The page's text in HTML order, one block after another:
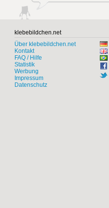
klebebildchen.net
Über klebebildchen.net
Kontakt
FAQ / Hilfe
Statistik
Werbung
Impressum
Datenschutz